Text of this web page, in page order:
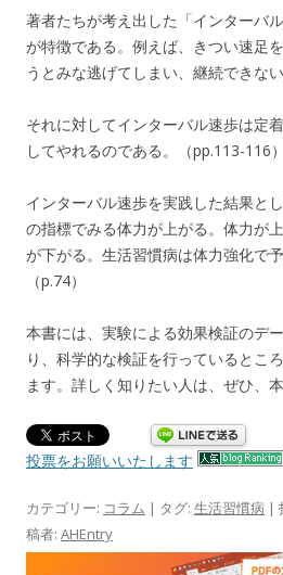
著者たちが考え出した「インターバ
が特徴である。例えば、きつい速足
うとみな逃げてしまい、継続できない
それに対してインターバル速歩は定
してやれるのである。（pp.113-116）
インターバル速歩を実践した結果と
の指標でみる体力が上がる。体力が
が下がる。生活習慣病は体力強化で
（p.74）
本書には、実験による効果検証のデ
り、科学的な検証を行っているとこ
ます。詳しく知りたい人は、ぜひ、
投票をお願いいたします
カテゴリー: コラム | タグ: 生活習慣病 |
稿者: AHEntry